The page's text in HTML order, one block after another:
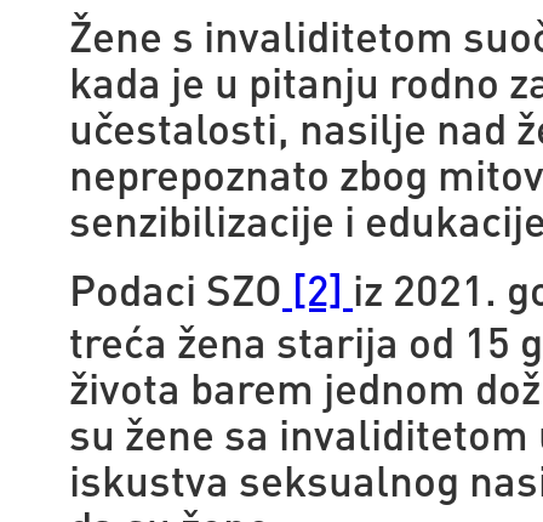
Žene s invaliditetom
kada je u pitanju rodno
učestalosti, nasilje nad
neprepoznato zbog
senzibilizacije i
Podaci SZO [2] iz 2021.
treća žena starija od 15
života barem jednom
su žene sa
iskustva seksualnog